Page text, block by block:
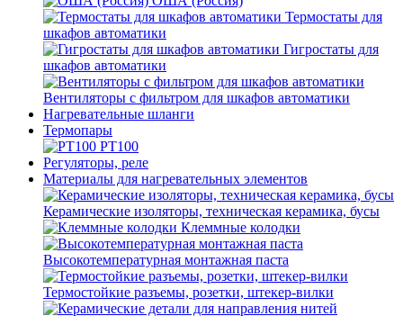
Термостаты для
шкафов автоматики
Гигростаты для
шкафов автоматики
Вентиляторы с фильтром для шкафов автоматики
Нагревательные шланги
Термопары
PT100
Регуляторы, реле
Материалы для нагревательных элементов
Керамические изоляторы, техническая керамика, бусы
Клеммные колодки
Высокотемпературная монтажная паста
Термостойкие разъемы, розетки, штекер-вилки